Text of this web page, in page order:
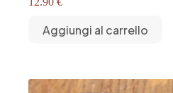
Aggiungi al carrello